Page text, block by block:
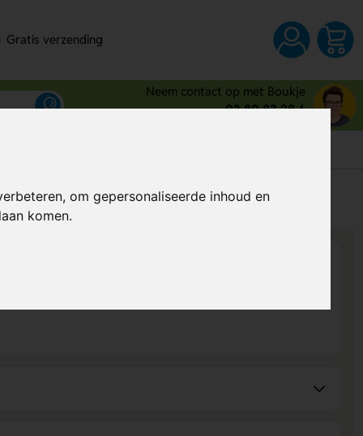
om gepersonaliseerde inhoud en
komen.
Gratis verzending
Neem contact op met Boukje
03 80 83 28 6
Al vanaf€ 42,01per stuk (excl. BTW)